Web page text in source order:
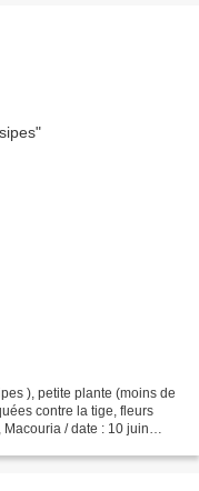
), petite plante (moins de
contre la tige, fleurs
/ date : 10 juin